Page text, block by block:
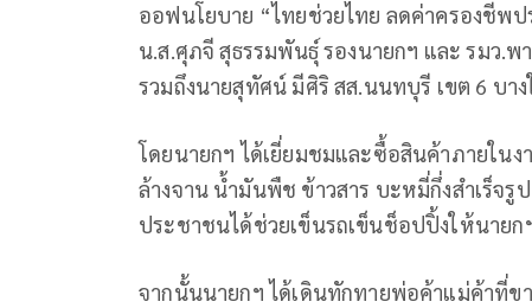
ออฟนโยบาย “ไทยช่วยไทย ลดค่าครองชีพ
น.ส.ศุภจี สุธรรมพันธุ์ รองนายกฯ และ รมว.
รวมถึงนายสุทัศน์ มีศิริ สส.นนทบุรี เขต 6 บา
โดยนายกฯ ได้เยี่ยมชมและซื้อสินค้าภายใน
ล้างจาน น้ำมันพืช ข้าวสาร บะหมี่กึ่งสำเร็จ
ประชาชนได้ช่วยเข็นรถเข็นช็อปปิ้งให้นายก
จากนั้นนายกฯ ได้เดินทักทายพ่อค้าแม่ค้าที่